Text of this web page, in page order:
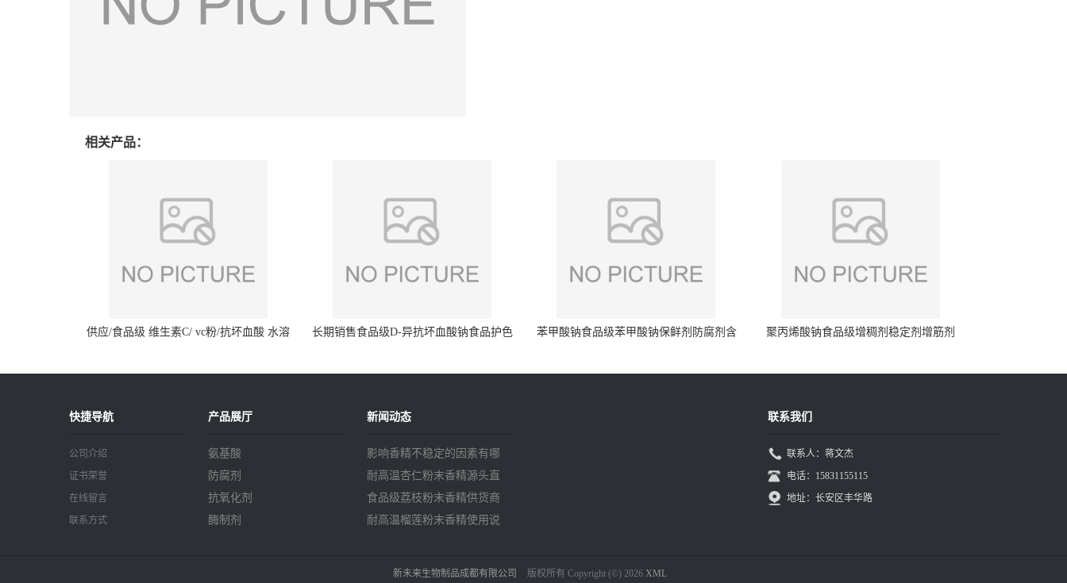
相关产品：
供应/食品级 维生素C/ vc粉/抗坏血酸 水溶
长期销售食品级D-异抗坏血酸钠食品护色
苯甲酸钠食品级苯甲酸钠保鲜剂防腐剂含
聚丙烯酸钠食品级增稠剂稳定剂增筋剂
快捷导航
公司介绍
证书荣誉
在线留言
联系方式
产品展厅
氨基酸
防腐剂
抗氧化剂
酶制剂
新闻动态
影响香精不稳定的因素有哪
些？
耐高温杏仁粉末香精源头直
供
食品级荔枝粉末香精供货商
耐高温榴莲粉末香精使用说
联系我们
联系人：蒋文杰
电话：15831155115
地址：长安区丰华路
新未来生物制品成都有限公司 版权所有 Copyright (©) 2026 XML